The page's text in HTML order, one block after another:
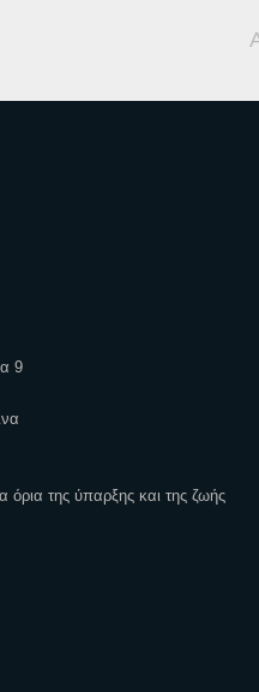
9
της ύπαρξης και της ζωής